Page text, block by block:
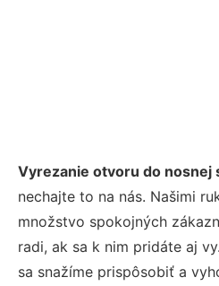
Vyrezanie otvoru do nosnej
nechajte to na nás. Našimi
množstvo spokojných
radi, ak sa k nim pridáte aj
sa snažíme prispôsobiť a